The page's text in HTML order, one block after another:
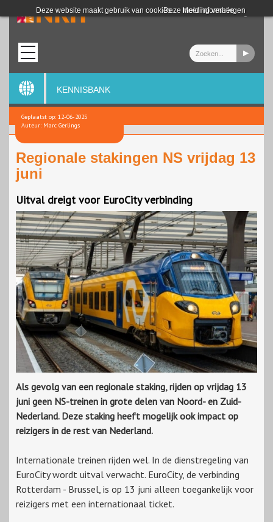
Deze website maakt gebruik van cookies. Meer informatie
Deze melding verbergen
Login
KENNISBANK
Geplaatst op: 12-06-2025
Auteur: Marc Gerlings
Regionale stakingen NS vrijdag 13
juni
Uitval dreigt voor EuroCity verbinding
Als gevolg van een regionale staking, rijden op vrijdag 13
juni geen NS-treinen in grote delen van Noord- en Zuid-
Nederland. Deze staking heeft mogelijk ook impact op
reizigers in de rest van Nederland.
Internationale treinen rijden wel. In de dienstregeling van
EuroCity wordt uitval verwacht. EuroCity, de verbinding
Rotterdam - Brussel, is op 13 juni alleen toegankelijk voor
reizigers met een internationaal ticket.